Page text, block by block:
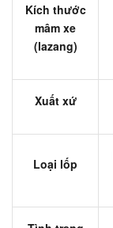
Kích thước
mâm xe
(lazang)
Xuất xứ
Loại lốp